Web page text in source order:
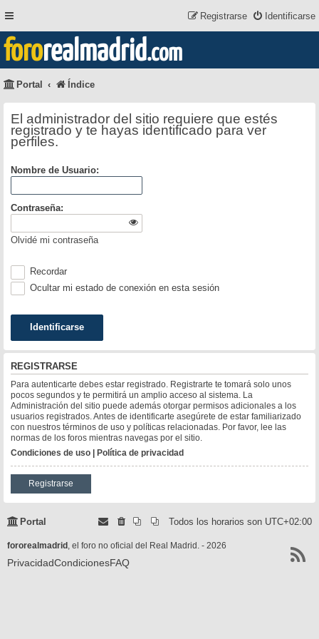
Identificarse
Registrarse
fororealmadrid.com
Portal Índice
El administrador del sitio requiere que estés
registrado y te hayas identificado para ver
perfiles.
Nombre de Usuario:
Contraseña:
Olvidé mi contraseña
Recordar
Ocultar mi estado de conexión en esta sesión
REGISTRARSE
Para autenticarte debes estar registrado. Registrarte te tomará solo unos
pocos segundos y te permitirá un amplio acceso al sistema. La
Administración del sitio puede además otorgar permisos adicionales a los
usuarios registrados. Antes de identificarte asegúrete de estar familiarizado
con nuestros términos de uso y políticas relacionadas. Por favor, lee las
normas de los foros mientras navegas por el sitio.
Condiciones de uso | Política de privacidad
Registrarse
Portal Todos los horarios son UTC+02:00
fororealmadrid , el foro no oficial del Real Madrid. - 2026
PrivacidadCondicionesFAQ